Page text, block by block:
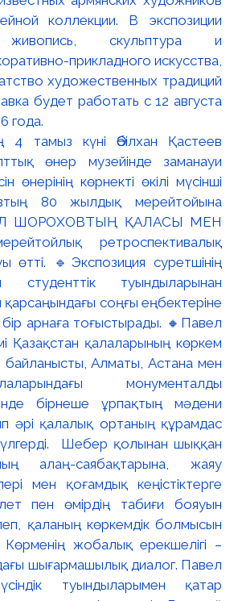
коллекции. В экспозиции
живопись, скульптура и
прикладного искусства,
художественных традиций
будет работать с 12 августа
года.